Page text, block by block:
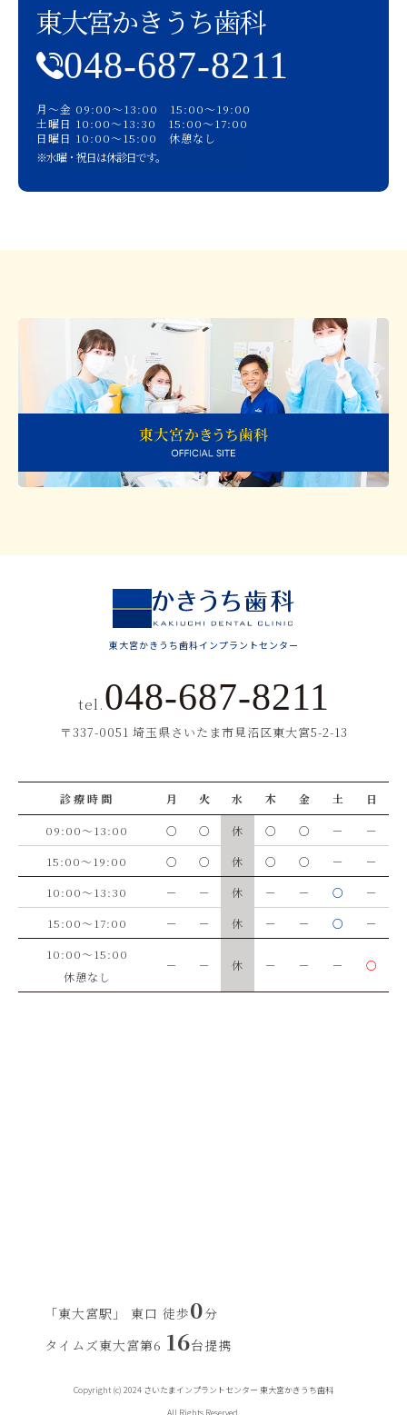
東大宮かきうち歯科
048-687-8211
月〜金 09:00〜13:00 15:00〜19:00
土曜日 10:00〜13:30 15:00〜17:00
日曜日 10:00〜15:00 休憩なし
※水曜・祝日は休診日です。
東大宮かきうち歯科インプラントセンター
tel.048-687-8211
〒337-0051 埼玉県さいたま市見沼区東大宮5-2-13
診療時間 月 火 水 木 金 土 日
09:00～13:00 ○ ○ 休 ○ ○ －
－
15:00～19:00
○ ○ 休 ○ ○ －
－
10:00～13:30
－ － 休 － － ○
－
15:00～17:00
－ － 休 － － ○
－
10:00～15:00
休憩なし
－ － 休 － － － ○
「東大宮駅」 東口 徒歩0分
タイムズ東大宮第6 16台提携
Copyright (c) 2024 さいたまインプラントセンター 東大宮かきうち歯科
All Rights Reserved.